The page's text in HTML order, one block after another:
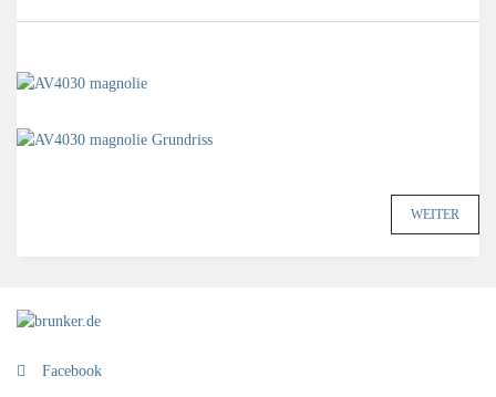
WEITER
Facebook